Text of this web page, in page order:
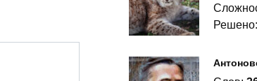
Решено: